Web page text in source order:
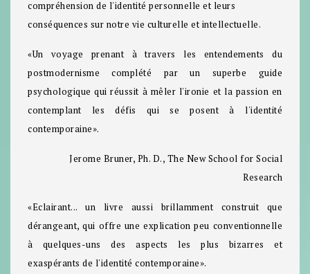
compréhension de l'identité personnelle et leurs
conséquences sur notre vie culturelle et intellectuelle.
«Un voyage prenant à travers les entendements du
postmodernisme complété par un superbe guide
psychologique qui réussit à mêler l'ironie et la passion en
contemplant les défis qui se posent à l'identité
contemporaine».
Jerome Bruner, Ph. D., The New School for Social
Research
«Eclairant... un livre aussi brillamment construit que
dérangeant, qui offre une explication peu conventionnelle
à quelques-uns des aspects les plus bizarres et
exaspérants de l'identité contemporaine».